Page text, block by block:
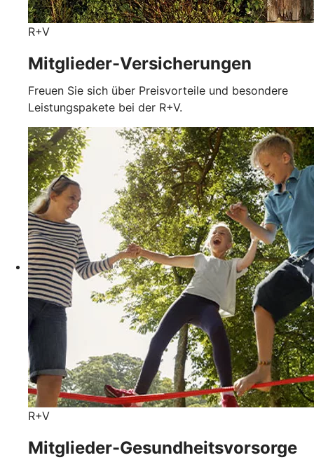
R+V
Mitglieder-Versicherungen
Freuen Sie sich über Preisvorteile und besondere
Leistungspakete bei der R+V.
R+V
Mitglieder-Gesundheits­vorsorge